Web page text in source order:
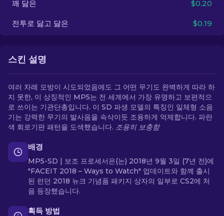
꽤 닳은 $0.20
전투로 닳고 닳은 $0.19
스킨 설명
여러 차례 모방이 시도되었음에도 그 어떤 무기도 완벽하게 따라 하
지 못한, 이 상징적인 MP5는 전 세계에서 가장 유명하고 보편적으
로 쓰이는 기관단총입니다. 이 SD 파생 모델의 특징인 일체형 소음
기는 강력한 무기의 발사음을 속삭이듯 조용하게 억제합니다. 파란
색 회로기판 패턴을 도색했습니다. 조용히 보충함
배경
MP5-SD | 보조 프로세서은(는) 2018년 9월 3일 (7년 전)에
"FACEIT 2018 – Ways to Watch" 업데이트와 함께 출시
된 런던 2018 뉴크 기념품 패키지 상자의 일부로 CS2에 처
음 등장했습니다.
획득 방법